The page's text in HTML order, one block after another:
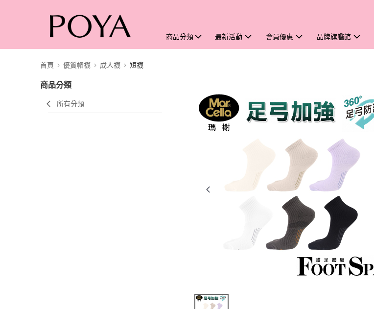
商品分類 最新活動 會員優惠 品牌旗艦館
首頁 優質帽襪 成人襪 短襪
商品分類
所有分類